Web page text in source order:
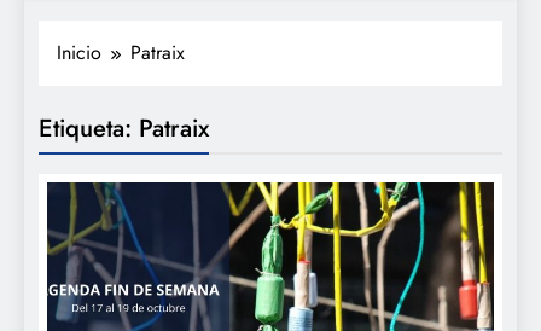
Inicio Patraix
Etiqueta: Patraix